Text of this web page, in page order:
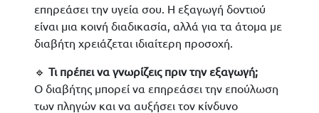
επηρεάσει την υγεία σου. Η εξαγωγή δοντιού
είναι μια κοινή διαδικασία, αλλά για τα άτομα με
διαβήτη χρειάζεται ιδιαίτερη προσοχή.
🔹 Τι πρέπει να γνωρίζεις πριν την εξαγωγή;
Ο διαβήτης μπορεί να επηρεάσει την επούλωση
των πληγών και να αυξήσει τον κίνδυνο